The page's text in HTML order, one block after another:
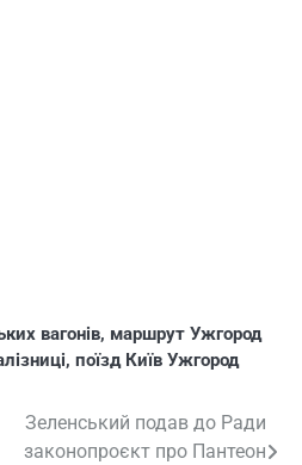
вагонів, маршрут Ужгород
, поїзд Київ Ужгород
Зеленський подав до Ради
законопроєкт про Пантеон